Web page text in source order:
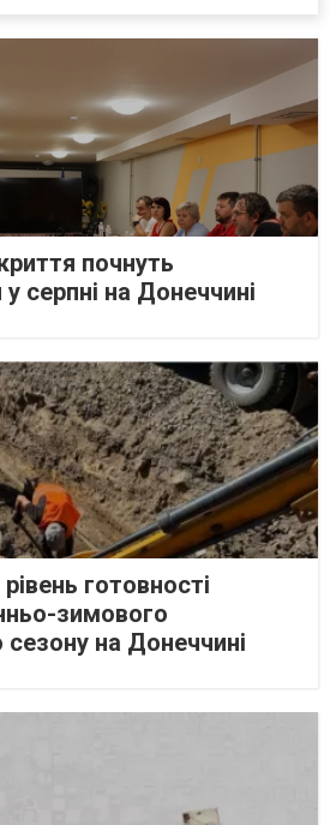
почнуть
серпні на Донеччині
готовності
зимового
на Донеччині